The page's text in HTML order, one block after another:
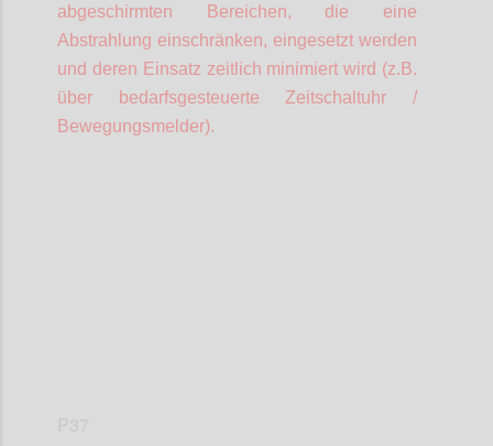
abgeschirmten Bereichen, die eine
Abstrahlung einschränken, eingesetzt werden
und deren Einsatz zeitlich minimiert wird (z.B.
über bedarfsgesteuerte Zeitschaltuhr /
Bewegungsmelder).